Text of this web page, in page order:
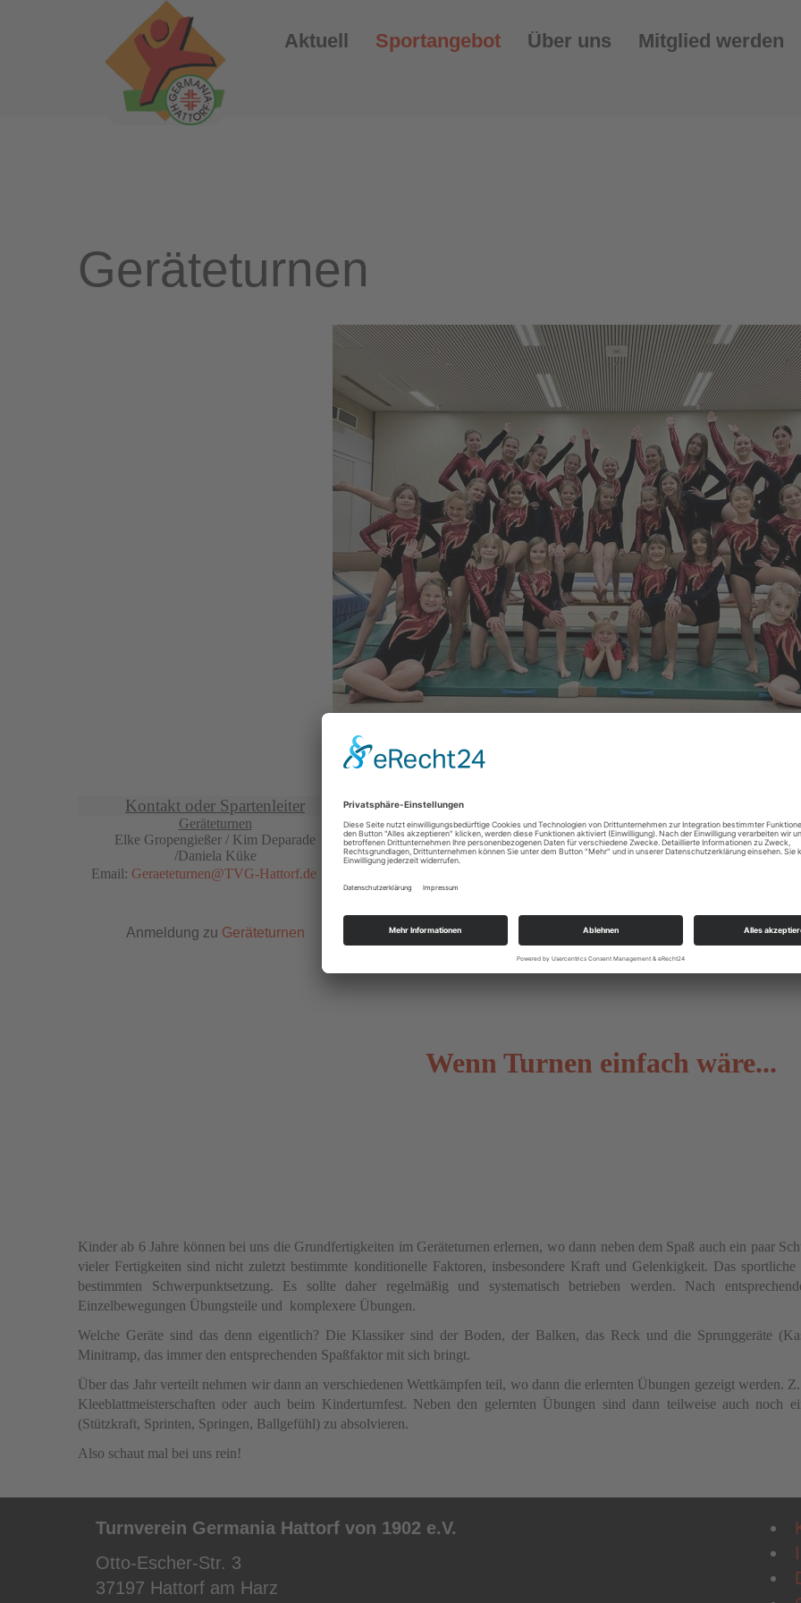
Aktuell Sportangebot Über uns Mitglied werden
Geräteturnen
Kontakt oder Spartenleiter
Geräteturnen
Elke Gropengießer / Kim Deparade
/Daniela Küke
Email: Geraeteturnen@TVG-Hattorf.de
Anmeldung zu Geräteturnen
Freitag
DGH
16.30 - 18.00/18.30
Wenn Turnen einfach wäre...
Kinder ab 6 Jahre können bei uns die Grundfertigkeiten im Geräteturnen erlernen, wo dann neben dem Spaß auch ein paar
vieler Fertigkeiten sind nicht zuletzt bestimmte konditionelle Faktoren, insbesondere Kraft und Gelenkigkeit. Das
bestimmten Schwerpunktsetzung. Es sollte daher regelmäßig und systematisch betrieben werden. Nach
Einzelbewegungen Übungsteile und komplexere Übungen.
Welche Geräte sind das denn eigentlich? Die Klassiker sind der Boden, der Balken, das Reck und die Sprunggeräte
Minitramp, das immer den entsprechenden Spaßfaktor mit sich bringt.
Über das Jahr verteilt nehmen wir dann an verschiedenen Wettkämpfen teil, wo dann die erlernten Übungen gezeigt werden.
Kleeblattmeisterschaften oder auch beim Kinderturnfest. Neben den gelernten Übungen sind dann teilweise auch noch
(Stützkraft, Sprinten, Springen, Ballgefühl) zu absolvieren.
Also schaut mal bei uns rein!
Turnverein Germania Hattorf von 1902 e.V.
Otto-Escher-Str. 3
37197 Hattorf am Harz